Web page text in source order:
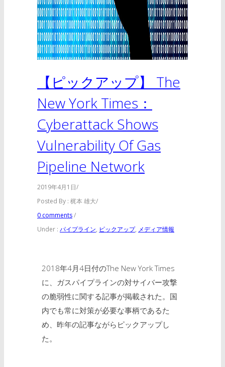
【ピックアップ】 The
New York Times：
Cyberattack Shows
Vulnerability Of Gas
Pipeline Network
2019年4月1日/
Posted By : 梶本 雄大/
0 comments/
Under : パイプライン, ピックアップ, メディア情報
2018年4月4日付のThe New York Times
に、ガスパイプラインの対サイバー攻撃
の脆弱性に関する記事が掲載された。国
内でも常に対策が必要な事柄であるた
め、昨年の記事ながらピックアップし
た。